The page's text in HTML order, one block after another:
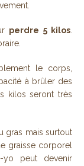
perdre 5 kilos
le corps,
à brûler des
kilos seront très
gras mais surtout
graisse corporel
yo peut devenir